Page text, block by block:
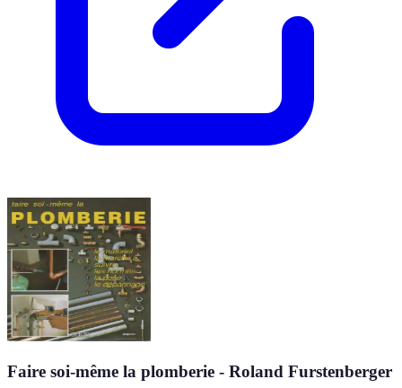
Faire soi-même la plomberie - Roland Furstenberger